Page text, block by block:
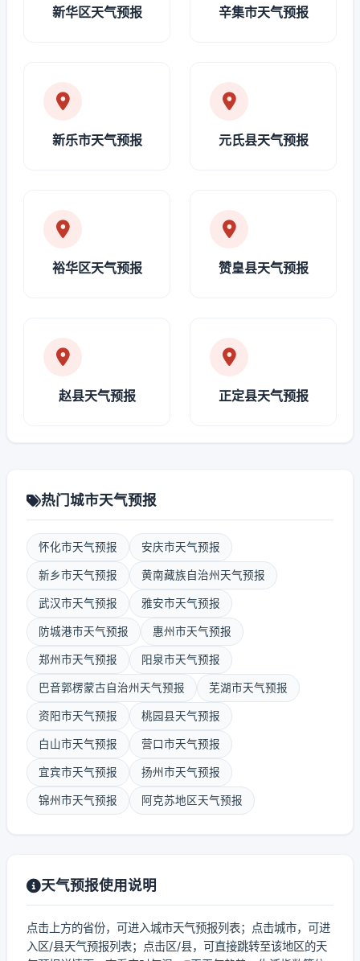
新华区天气预报 辛集市天气预报
新乐市天气预报 元氏县天气预报
裕华区天气预报 赞皇县天气预报
赵县天气预报 正定县天气预报
热门城市天气预报
怀化市天气预报 安庆市天气预报
新乡市天气预报 黄南藏族自治州天气预报
武汉市天气预报 雅安市天气预报
防城港市天气预报 惠州市天气预报
郑州市天气预报 阳泉市天气预报
巴音郭楞蒙古自治州天气预报 芜湖市天气预报
资阳市天气预报 桃园县天气预报
白山市天气预报 营口市天气预报
宜宾市天气预报 扬州市天气预报
锦州市天气预报 阿克苏地区天气预报
天气预报使用说明
点击上方的省份，可进入城市天气预报列表；点击城市，可进
入区/县天气预报列表；点击区/县，可直接跳转至该地区的天